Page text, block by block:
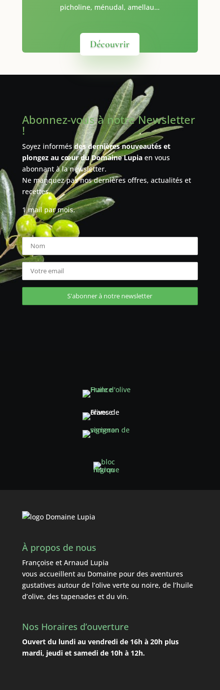
picholine, ménudal, amellau…
Découvrir
Abonnez-vous à notre Newsletter
!
Soyez informésdes dernières nouveautés et
plongez au cœur du Domaine Lupiaen vous
abonnant à la newsletter.
Ne manquez pas nos dernières offres, actualités et
recettes.
1 mail par mois.
À propos de nous
Françoise et Arnaud Lupia
vous accueillent au Domaine pour des aventures
gustatives autour de l’olive verte ou noire, de l’huile
d’olive, des tapenades et du vin.
Nos Horaires d’ouverture
Ouvert du lundi au vendredi de 16h à 20h plus
mardi, jeudi et samedi de 10h à 12h.